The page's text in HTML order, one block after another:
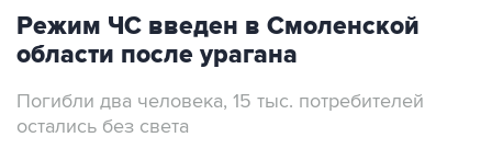
Режим ЧС введен в Смоленской
области после урагана
Погибли два человека, 15 тыс. потребителей
остались без света